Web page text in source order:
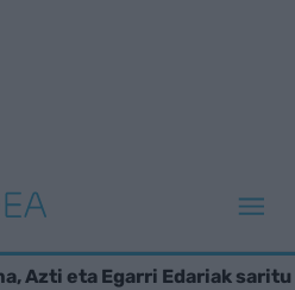
Azti eta Egarri Edariak saritu